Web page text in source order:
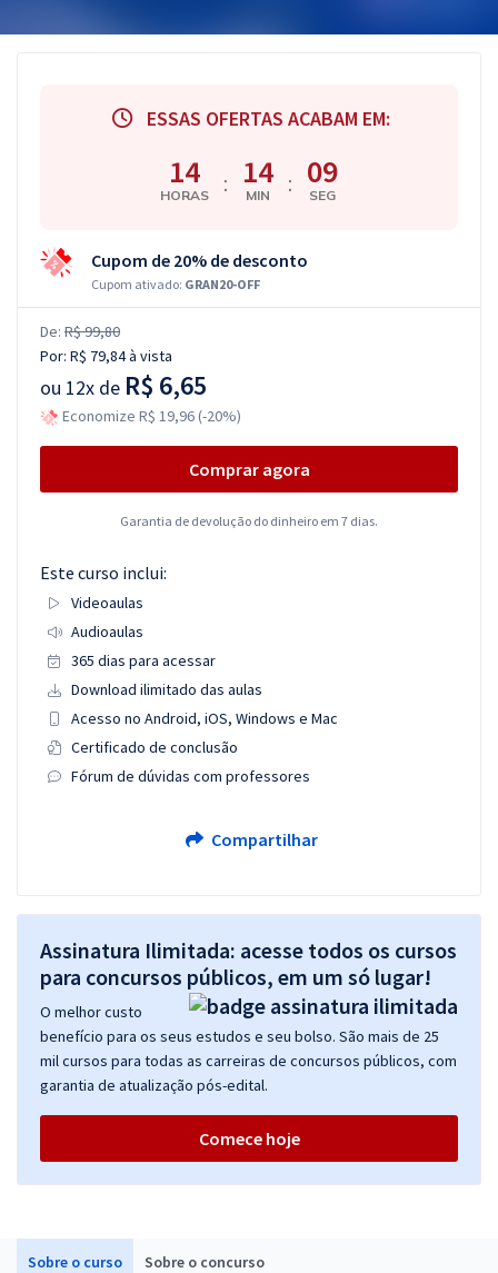
Sobre o curso Sobre o concurso
ESSAS OFERTAS ACABAM EM:
14
HORAS : 14
MIN : 08
SEG
Cupom de 20% de desconto
Cupom ativado: GRAN20-OFF
De: R$ 99,80
Por: R$ 79,84à vista
ou 12x de R$ 6,65
Economize R$ 19,96 (-20%)
Comprar agora
Garantia de devolução do dinheiro em 7 dias.
Este curso inclui:
Videoaulas
Audioaulas
365 dias para acessar
Download ilimitado das aulas
Acesso no Android, iOS, Windows e Mac
Certificado de conclusão
Fórum de dúvidas com professores
Compartilhar
Assinatura Ilimitada: acesse todos os cursos
para concursos públicos, em um só lugar!
O melhor custo
benefício para os seus estudos e seu bolso. São mais de 25
mil cursos para todas as carreiras de concursos públicos, com
garantia de atualização pós-edital.
Comece hoje